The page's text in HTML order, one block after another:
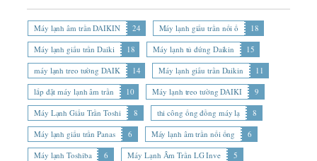
Máy lạnh âm trần DAIKIN 24 Máy lạnh giấu trần nối ố
18
Máy lạnh giấu trần Daiki
18 Máy lạnh tủ đứng Daikin
15
máy lạnh treo tường DAIK
14 Máy lạnh giấu trần Daikin
11
lắp đặt máy lạnh âm trần
10 Máy lạnh treo tường DAIKI
9
Máy Lạnh Giấu Trần Toshi
8 thi công ống đồng máy lạ
8
Máy lạnh giấu trần Panas
6 Máy lạnh âm trần nối ống
6
Máy lạnh Toshiba
6 Máy Lạnh Âm Trần LG Inve
5